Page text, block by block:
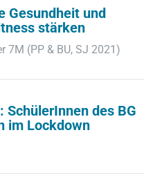
Gesundheit und
stärken
7M (PP & BU, SJ 2021)
SchülerInnen des BG
im Lockdown